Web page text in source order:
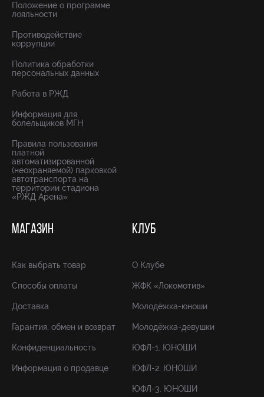
Положение о программе
лояльности
Противодействие
коррупции
Политика обработки
персональных данных
Работа в РЖД
Информация для
болельщиков МГН
Правила пользования
платной
автоматизированной
(неохраняемой) парковкой
автотранспорта на
территории стадиона
«РЖД Арена»
МАГАЗИН
Как выбрать товар
Способы оплаты
Доставка
Гарантия, обмен и возврат
Конфиденциальность
Информация о продавце
КЛУБ
О Клубе
ЖФК «Локомотив»
Молодёжка-юноши
Молодёжка-девушки
ЮФЛ-1. ЮНОШИ
ЮФЛ-2. ЮНОШИ
ЮФЛ-3. ЮНОШИ